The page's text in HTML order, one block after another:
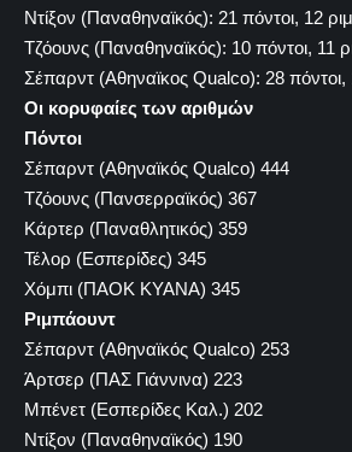
Ντίξον (Παναθηναϊκός): 21 πόντοι, 12
Τζόουνς (Παναθηναϊκός): 10 πόντοι, 11
Σέπαρντ (Αθηναϊκος Qualco): 28 πόντοι,
Οι κορυφαίες των αριθμών
Πόντοι
Σέπαρντ (Αθηναϊκός Qualco) 444
Τζόουνς (Πανσερραϊκός) 367
Κάρτερ (Παναθλητικός) 359
Τέλορ (Εσπερίδες) 345
Χόμπι (ΠΑΟΚ ΚΥΑΝΑ) 345
Ριμπάουντ
Σέπαρντ (Αθηναϊκός Qualco) 253
Άρτσερ (ΠΑΣ Γιάννινα) 223
Μπένετ (Εσπερίδες Καλ.) 202
Ντίξον (Παναθηναϊκός) 190